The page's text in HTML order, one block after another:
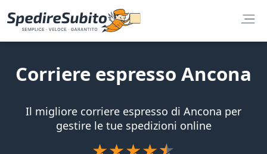
Corriere espresso Ancona
Il migliore corriere espresso di Ancona per
gestire le tue spedizioni online